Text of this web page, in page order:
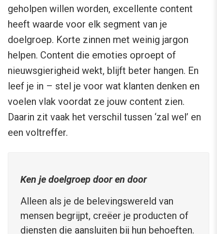
geholpen willen worden, excellente content
heeft waarde voor elk segment van je
doelgroep. Korte zinnen met weinig jargon
helpen. Content die emoties oproept of
nieuwsgierigheid wekt, blijft beter hangen. En
leef je in – stel je voor wat klanten denken en
voelen vlak voordat ze jouw content zien.
Daarin zit vaak het verschil tussen ‘zal wel’ en
een voltreffer.
Ken je doelgroep door en door
Alleen als je de belevingswereld van
mensen begrijpt, creëer je producten of
diensten die aansluiten bij hun behoeften.